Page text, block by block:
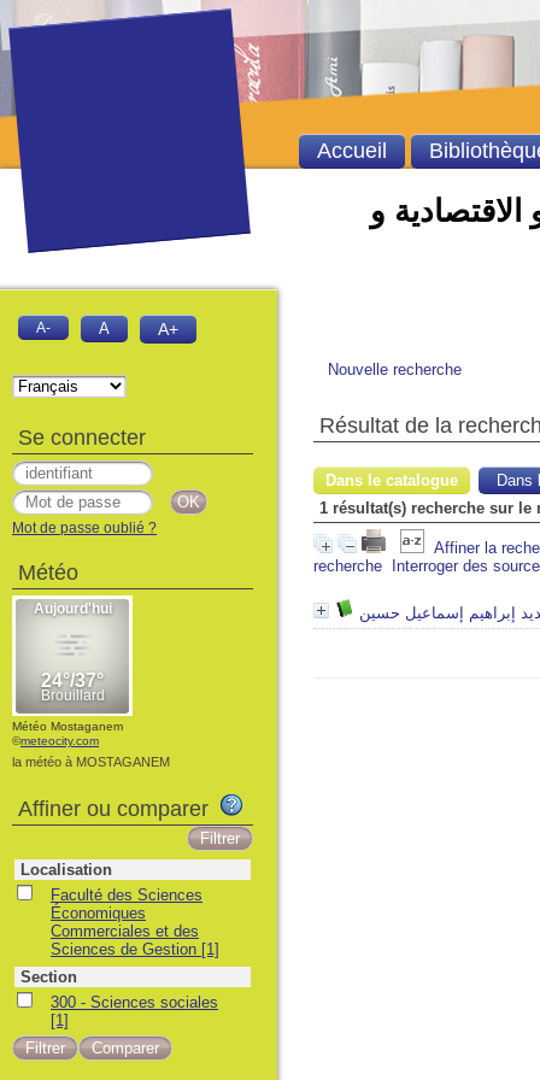
الاقتصادية و
Nouvelle recherche
Résultat de la
Dans le catalogue Dans
Affiner la
recherche
Interroger des
إبراهيم إسماعيل حسين
Accueil
A- A A+
Se connecter
Mot de passe oublié ?
Météo
Météo Mostaganem
©meteocity.com
la météo à MOSTAGANEM
Affiner ou comparer
Localisation
Faculté des Sciences
Économiques
Commerciales et des
Sciences de Gestion [1]
Section
300 - Sciences sociales
[1]